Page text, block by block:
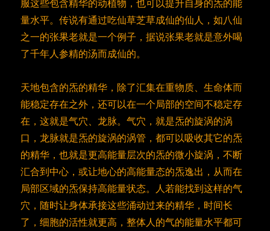
量水平。传说有通过吃仙草芝草成仙的仙人，如八仙
之一的张果老就是一个例子，据说张果老就是意外喝
了千年人参精的汤而成仙的。
天地包含的炁的精华，除了汇集在重物质、生命体而
能稳定存在之外，还可以在一个局部的空间不稳定存
在，这就是气穴、龙脉。气穴，就是炁的旋涡的涡
口，龙脉就是炁的旋涡的涡管，都可以吸收其它的炁
的精华，也就是更高能量层次的炁的微小旋涡，不断
汇合到中心，或让地心的高能量态的炁逸出，从而在
局部区域的炁保持高能量状态。人若能找到这样的气
穴，随时让身体承接这些涌动过来的精华，时间长
了，细胞的活性就更高，整体人的气的能量水平都可